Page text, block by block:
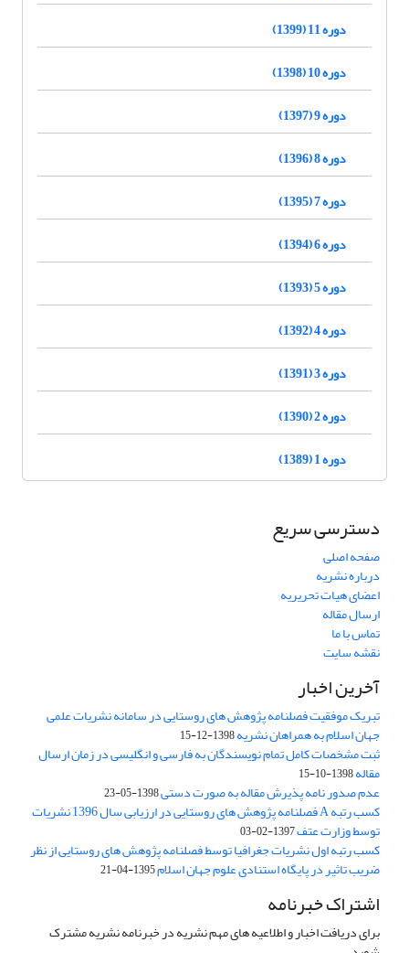
دوره 11 (1399)
دوره 10 (1398)
دوره 9 (1397)
دوره 8 (1396)
دوره 7 (1395)
دوره 6 (1394)
دوره 5 (1393)
دوره 4 (1392)
دوره 3 (1391)
دوره 2 (1390)
دوره 1 (1389)
دسترسی سریع
صفحه اصلی
درباره نشریه
اعضای هیات تحریریه
ارسال مقاله
تماس با ما
نقشه سایت
آخرین اخبار
تبریک موفقیت فصلنامه پژوهش های روستایی در سامانه نشریات علمی
جهان اسلام به همراهان نشریه1398-12-15
ثبت مشخصات کامل تمام نویسندگان به فارسی و انگلیسی در زمان ارسال
مقاله1398-10-15
عدم صدور نامه پذیرش مقاله به صورت دستی1398-05-23
کسب رتبه A فصلنامه پژوهش های روستایی در ارزیابی سال 1396 نشریات
توسط وزارت عتف1397-02-03
کسب رتبه اول نشریات جغرافیا توسط فصلنامه پژوهش های روستایی از نظر
ضریب تاثیر در پایگاه استنادی علوم جهان اسلام1395-04-21
اشتراک خبرنامه
برای دریافت اخبار و اطلاعیه های مهم نشریه در خبرنامه نشریه مشترک